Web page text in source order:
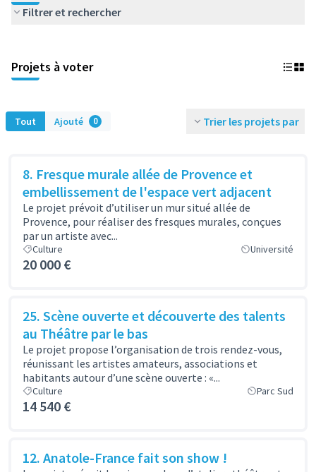
Filtrer et rechercher
Projets à voter
Tout Ajouté 0 Trier les projets par
8. Fresque murale allée de Provence et
embellissement de l'espace vert adjacent
Le projet prévoit d’utiliser un mur situé allée de
Provence, pour réaliser des fresques murales, conçues
par un artiste avec...
Culture Université
20 000 €
25. Scène ouverte et découverte des talents
au Théâtre par le bas
Le projet propose l’organisation de trois rendez-vous,
réunissant les artistes amateurs, associations et
habitants autour d’une scène ouverte : «...
Culture Parc Sud
14 540 €
12. Anatole-France fait son show !